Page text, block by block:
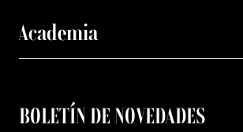
Academia
BOLETÍN DE NOVEDADES